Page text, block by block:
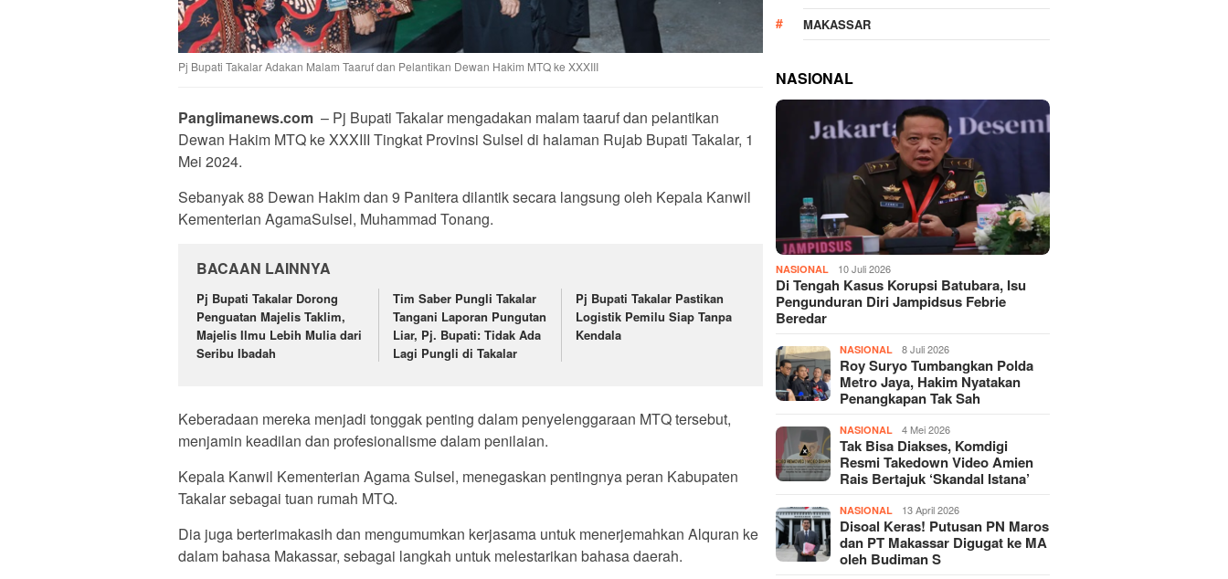
Pj Bupati Takalar Adakan Malam Taaruf dan Pelantikan Dewan Hakim MTQ ke XXXIII
Panglimanews.com – Pj Bupati Takalar mengadakan malam taaruf dan pelantikan
Dewan Hakim MTQ ke XXXIII Tingkat Provinsi Sulsel di halaman Rujab Bupati Takalar, 1
Mei 2024.
Sebanyak 88 Dewan Hakim dan 9 Panitera dilantik secara langsung oleh Kepala Kanwil
Kementerian AgamaSulsel, Muhammad Tonang.
BACAAN LAINNYA
Pj Bupati Takalar Dorong
Penguatan Majelis Taklim,
Majelis Ilmu Lebih Mulia dari
Seribu Ibadah
Tim Saber Pungli Takalar
Tangani Laporan Pungutan
Liar, Pj. Bupati: Tidak Ada
Lagi Pungli di Takalar
Pj Bupati Takalar Pastikan
Logistik Pemilu Siap Tanpa
Kendala
Keberadaan mereka menjadi tonggak penting dalam penyelenggaraan MTQ tersebut,
menjamin keadilan dan profesionalisme dalam penilaian.
Kepala Kanwil Kementerian Agama Sulsel, menegaskan pentingnya peran Kabupaten
Takalar sebagai tuan rumah MTQ.
Dia juga berterimakasih dan mengumumkan kerjasama untuk menerjemahkan Alquran ke
dalam bahasa Makassar, sebagai langkah untuk melestarikan bahasa daerah.
MAKASSAR
NASIONAL
NASIONAL 10 Juli 2026
Di Tengah Kasus Korupsi Batubara, Isu
Pengunduran Diri Jampidsus Febrie
Beredar
NASIONAL 8 Juli 2026
Roy Suryo Tumbangkan Polda
Metro Jaya, Hakim Nyatakan
Penangkapan Tak Sah
NASIONAL 4 Mei 2026
Tak Bisa Diakses, Komdigi
Resmi Takedown Video Amien
Rais Bertajuk ‘Skandal Istana’
NASIONAL 13 April 2026
Disoal Keras! Putusan PN Maros
dan PT Makassar Digugat ke MA
oleh Budiman S